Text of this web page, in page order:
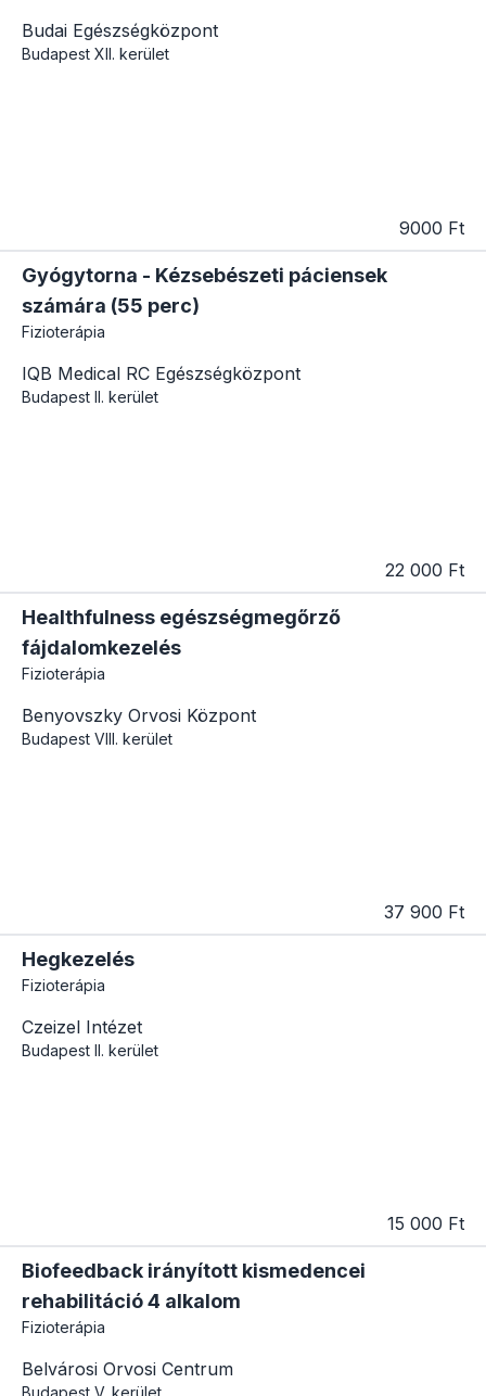
Budai Egészségközpont
Budapest XII. kerület
9000 Ft
Gyógytorna - Kézsebészeti páciensek
számára (55 perc)
Fizioterápia
IQB Medical RC Egészségközpont
Budapest II. kerület
22 000 Ft
Healthfulness egészségmegőrző
fájdalomkezelés
Fizioterápia
Benyovszky Orvosi Központ
Budapest VIII. kerület
37 900 Ft
Hegkezelés
Fizioterápia
Czeizel Intézet
Budapest II. kerület
15 000 Ft
Biofeedback irányított kismedencei
rehabilitáció 4 alkalom
Fizioterápia
Belvárosi Orvosi Centrum